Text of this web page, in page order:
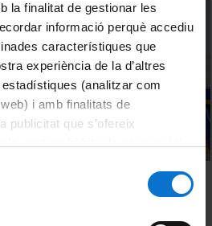
la finalitat de gestionar les
informació perquè accediu
característiques que
experiència de la d’altres
(analitzar com
i amb finalitats de
publicitat que s’ofereix
galetes del lloc web de la